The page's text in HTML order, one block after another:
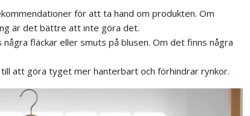
för att ta hand om produkten. Om
är det bättre att inte göra det.
fläckar eller smuts på blusen. Om det finns några
att göra tyget mer hanterbart och förhindrar rynkor.